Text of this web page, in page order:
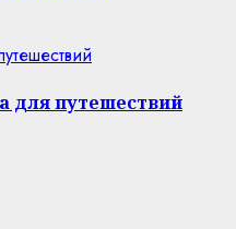
для путешествий